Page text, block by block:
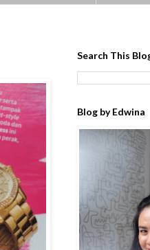
Search This
Blog by Edwina